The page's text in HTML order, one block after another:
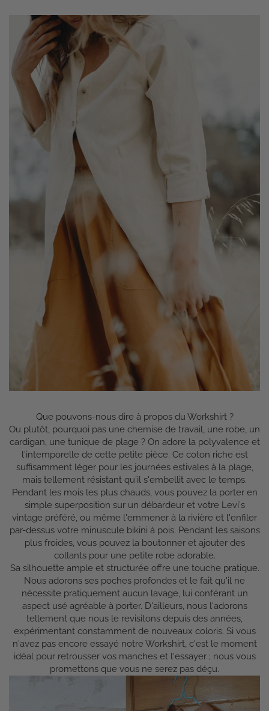
Que pouvons-nous dire à propos du Workshirt ?
Ou plutôt, pourquoi pas une chemise de travail, une robe, un
cardigan, une tunique de plage ? On adore la polyvalence et
l'intemporelle de cette petite pièce. Ce coton riche est
suffisamment léger pour les journées estivales à la plage,
mais tellement résistant qu'il s'embellit avec le temps.
Pendant les mois les plus chauds, vous pouvez la porter en
simple superposition sur un débardeur et votre Levi's
vintage préféré, ou même l'emmener à la rivière et l'enfiler
par-dessus votre minuscule bikini à pois. Pendant les saisons
plus froides, vous pouvez la boutonner et ajouter des
collants pour une petite robe adorable.
Sa silhouette ample et structurée offre une touche pratique.
Nous adorons ses poches profondes et le fait qu'il ne
nécessite pratiquement aucun lavage, lui conférant un
aspect usé agréable à porter. D'ailleurs, nous l'adorons
tellement que nous le revisitons depuis des années,
expérimentant constamment de nouveaux coloris. Si vous
n'avez pas encore essayé notre Workshirt, c'est le moment
idéal pour retrousser vos manches et l'essayer ; nous vous
promettons que vous ne serez pas déçu.